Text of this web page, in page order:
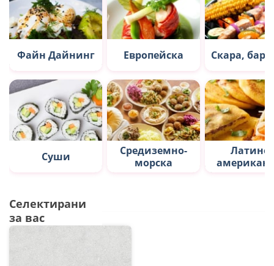
Файн Дайнинг Европейска Скара,
Суши
Средиземно-
морска
Латино-
Селектирани
за вас